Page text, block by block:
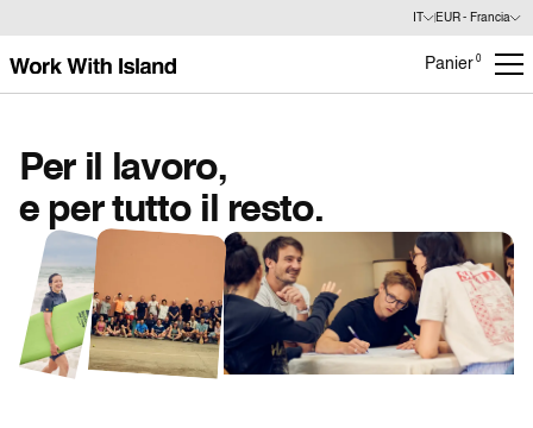
EUR - Francia
Panier 0
Per il lavoro,
e per tutto il resto.